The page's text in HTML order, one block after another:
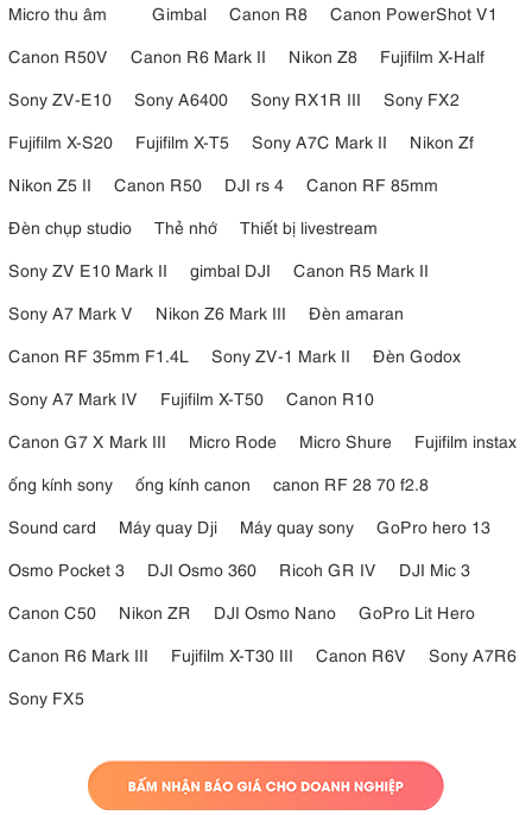
Micro thu âm Gimbal Canon R8
Canon PowerShot V1
Canon R50V
Canon R6 Mark II Nikon Z8
Fujifilm X-Half
Sony ZV-E10
Sony A6400 Sony RX1R III
Sony FX2
Fujifilm X-S20
Fujifilm X-T5 Sony A7C Mark II
Nikon Zf
Nikon Z5 II
Canon R50 DJI rs 4
Canon RF 85mm
Đèn chụp studio
Thẻ nhớ
Thiết bị livestream
Sony ZV E10 Mark II
gimbal DJI
Canon R5 Mark II
Sony A7 Mark V
Nikon Z6 Mark III
Đèn amaran
Canon RF 35mm F1.4L
Sony ZV-1 Mark II
Đèn Godox
Sony A7 Mark IV
Fujifilm X-T50
Canon R10
Canon G7 X Mark III
Micro Rode Micro Shure
Fujifilm instax
ống kính sony
ống kính canon
canon RF 28 70 f2.8
Sound card
Máy quay Dji Máy quay sony
GoPro hero 13
Osmo Pocket 3
DJI Osmo 360 Ricoh GR IV
DJI Mic 3
Canon C50
Nikon ZR DJI Osmo Nano
GoPro Lit Hero
Canon R6 Mark III
Fujifilm X-T30 III Canon R6V
Sony A7R6
Sony FX5